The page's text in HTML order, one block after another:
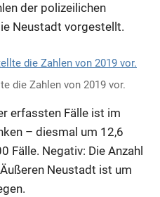
der polizeilichen
Neustadt vorgestellt.
die Zahlen von 2019 vor.
erfassten Fälle ist im
– diesmal um 12,6
Fälle. Negativ: Die Anzahl
Neustadt ist um